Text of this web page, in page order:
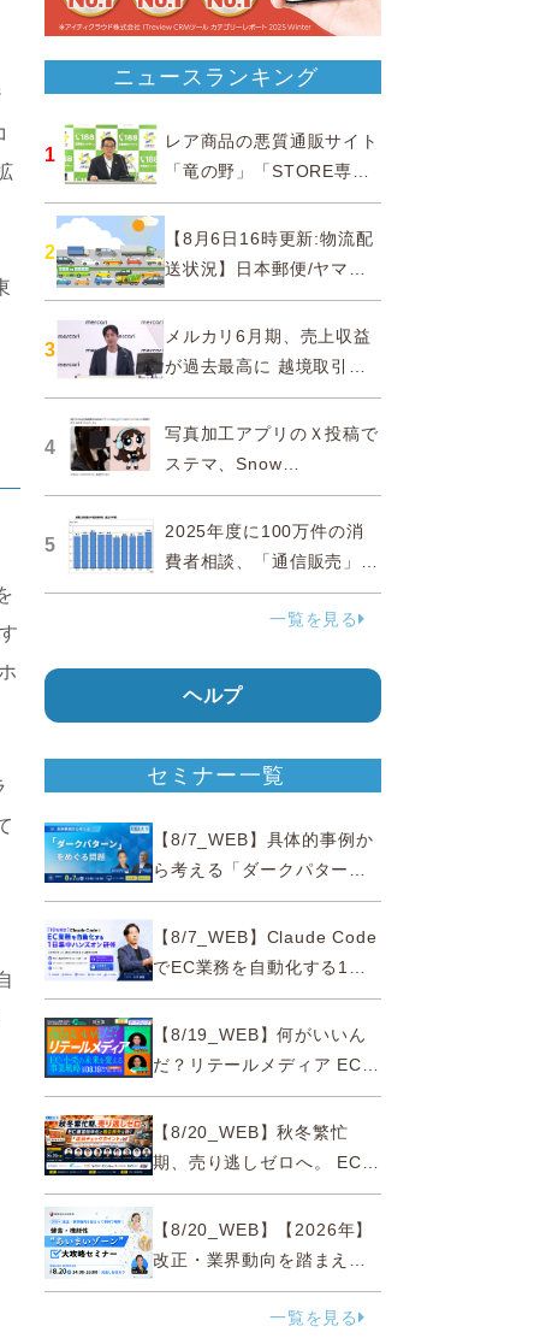
ニュースランキング
1
レア商品の悪質通販サイト
「竜の野」「STORE専門
ショップ」などに注意…消
費者庁
2
【8月6日16時更新:物流配
送状況】日本郵便/ヤマト
運輸/佐川急便/西濃運輸/福
山通運
3
メルカリ6月期、売上収益
が過去最高に 越境取引が
急成長
4
写真加工アプリのＸ投稿で
ステマ、Snow
Corporationと日本法人に
措置命令
5
2025年度に100万件の消
費者相談、「通信販売」が
38.0％占める…国民生活セ
一覧を見る
ヘルプ
セミナー一覧
【8/7_WEB】具体的事例か
ら考える「ダークパター
ン」をめぐる問題【薬事法
広告研究所×通販通信
ECMO】
【8/7_WEB】Claude Code
でEC業務を自動化する1日
集中ハンズオン研修【10名
限定・東京三田】
【8/19_WEB】何がいいん
だ？リテールメディア EC・
小売の未来を変える事業戦
略【8/20_WEB】秋冬繁忙
期、売り逃しゼロへ。 EC運
営効率化と機会損失を防ぐ
『直前チェックポイント』
【8/20_WEB】【2026年】
改正・業界動向を踏まえて
事例で理解 健食・機能
性“あいまいゾーン”大攻略セ
一覧を見る